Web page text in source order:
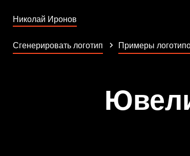
Николай Иронов
Сгенерировать логотип Примеры